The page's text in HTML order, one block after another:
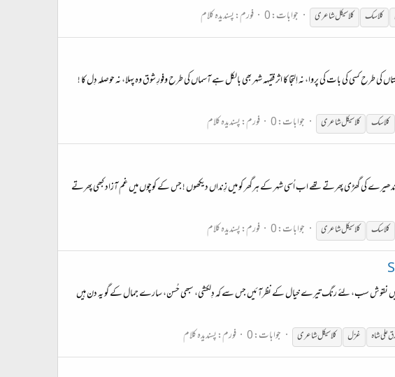
کلاسک کلاسیکل شاعری جوابات: 0 فورم:پسندیدہ کلام
کسی کی بات کی پروا، نہ اِلتجا کا اثر فقیہہ شہر بھی بالکل ہے آسماں کی طرح وفورِ شوق وہ پہلا، نہ حوصلہ دِل کا !
کلاسک کلاسیکل شاعری جوابات: 0 فورم:پسندیدہ کلام
کی گھڑی پھرتے تھے اب اُسی شہر کے ہرگھر کو میں زِنداں دیکھوں ! جس کے کوچوں میں غم آزاد کبھی پھرتے
کلاسک کلاسیکل شاعری جوابات: 0 فورم:پسندیدہ کلام
سب، لِئے رنگ تیرے خیال کے نظرآئیں جس سے کہ دِلکشی، سبھی حُسن، سارے جمال کے گو یہ دن ہیں
علی شاہ غزل کلاسیکل شاعری جوابات: 0 فورم:پسندیدہ کلام